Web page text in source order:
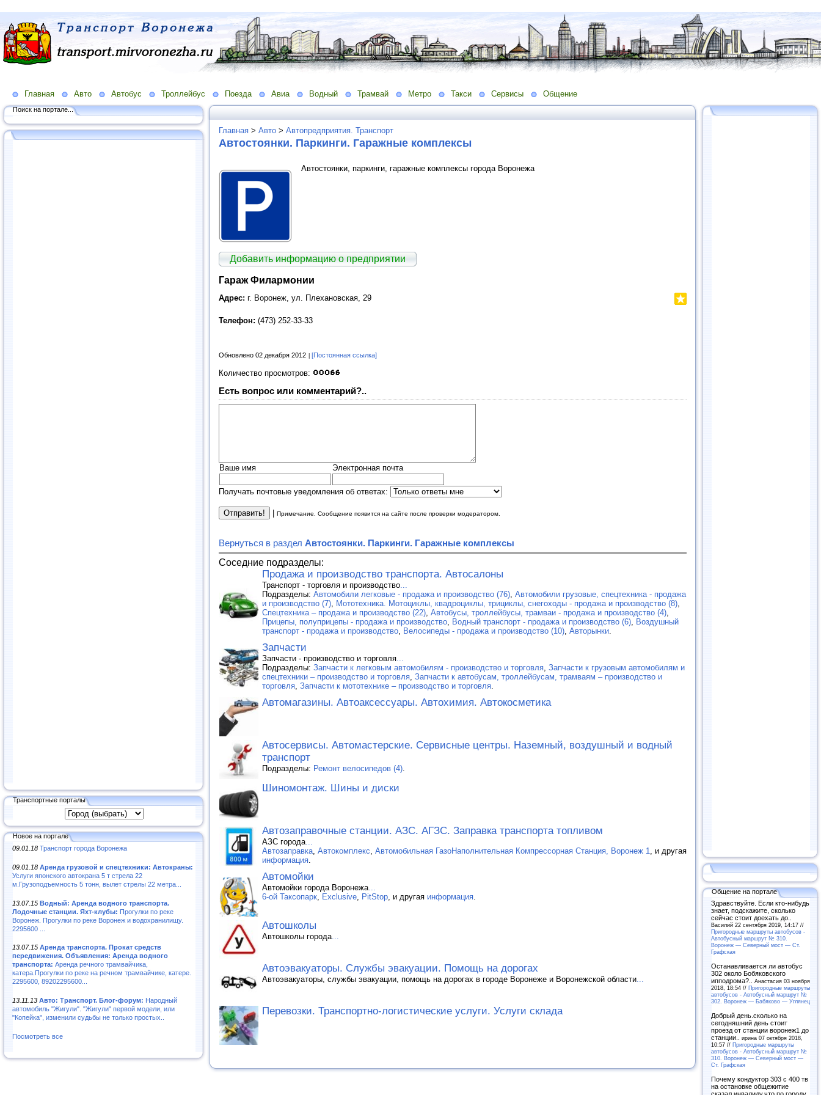
Главная Авто Автобус Троллейбус Поезда Авиа Водный Трамвай Метро Такси Сервисы Общение
Поиск на портале...
Транспортные порталы
Новое на портале
09.01.18 Транспорт города Воронежа
09.01.18 Аренда грузовой и спецтехники: Автокраны:
Услуги японского автокрана 5 т стрела 22
м.Грузоподъемность 5 тонн, вылет стрелы 22 метра...
13.07.15 Водный: Аренда водного транспорта.
Лодочные станции. Яхт-клубы: Прогулки по реке
Воронеж. Прогулки по реке Воронеж и водохранилищу.
2295600 ...
13.07.15 Аренда транспорта. Прокат средств
передвижения. Объявления: Аренда водного
транспорта: Аренда речного трамвайчика,
катера.Прогулки по реке на речном трамвайчике, катере.
2295600, 89202295600...
13.11.13 Авто: Транспорт. Блог-форум: Народный
автомобиль "Жигули". "Жигули" первой модели, или
"Копейка", изменили судьбы не только простых..
Посмотреть все
Главная > Авто > Автопредприятия. Транспорт
Автостоянки. Паркинги. Гаражные комплексы
Автостоянки, паркинги, гаражные комплексы города Воронежа
Добавить информацию о предприятии
Гараж Филармонии
Адрес: г. Воронеж, ул. Плехановская, 29
Телефон: (473) 252-33-33
Обновлено 02 декабря 2012 [Постоянная ссылка]
Количество просмотров:
Есть вопрос или комментарий?..
Ваше имя Электронная почта
Получать почтовые уведомления об ответах:
Примечание. Сообщение появится на сайте после проверки модератором.
Вернуться в раздел Автостоянки. Паркинги. Гаражные комплексы
Соседние подразделы:
Продажа и производство транспорта. Автосалоны
Транспорт - торговля и производство...
Подразделы: Автомобили легковые - продажа и производство (76), Автомобили грузовые, спецтехника - продажа
и производство (7), Мототехника. Мотоциклы, квадроциклы, трициклы, снегоходы - продажа и производство (8),
Спецтехника – продажа и производство (22), Автобусы, троллейбусы, трамваи - продажа и производство (4),
Прицепы, полуприцепы - продажа и производство, Водный транспорт - продажа и производство (6), Воздушный
транспорт - продажа и производство, Велосипеды - продажа и производство (10), Авторынки.
Запчасти
Запчасти - производство и торговля...
Подразделы: Запчасти к легковым автомобилям - производство и торговля, Запчасти к грузовым автомобилям и
спецтехники – производство и торговля, Запчасти к автобусам, троллейбусам, трамваям – производство и
торговля, Запчасти к мототехнике – производство и торговля.
Автомагазины. Автоаксессуары. Автохимия. Автокосметика
Автосервисы. Автомастерские. Сервисные центры. Наземный, воздушный и водный
транспорт
Подразделы: Ремонт велосипедов (4).
Шиномонтаж. Шины и диски
Автозаправочные станции. АЗС. АГЗС. Заправка транспорта топливом
АЗС города...
Автозаправка, Автокомплекс, Автомобильная ГазоНаполнительная Компрессорная Станция, Воронеж 1, и другая
информация.
Автомойки
Автомойки города Воронежа...
6-ой Таксопарк, Exclusive, PitStop, и другая информация.
Автошколы
Автошколы города...
Автоэвакуаторы. Службы эвакуации. Помощь на дорогах
Автоэвакуаторы, службы эвакуации, помощь на дорогах в городе Воронеже и Воронежской области...
Перевозки. Транспортно-логистические услуги. Услуги склада
Общение на портале
Здравствуйте. Если кто-нибудь
знает, подскажите, сколько
сейчас стоит доехать до..
Василий 22 сентября 2019, 14:17 //
Пригородные маршруты автобусов -
Автобусный маршрут № 310.
Воронеж — Северный мост — Ст.
Графская
Останавливается ли автобус
302 около Бобяковского
ипподрома?.. Анастасия 03 ноября
2018, 18:54 // Пригородные маршруты
автобусов - Автобусный маршрут №
302. Воронеж — Бабяково — Углянец
Добрый день.сколько на
сегодняшний день стоит
проезд от станции воронеж1 до
станции.. ирина 07 октября 2018,
10:57 // Пригородные маршруты
автобусов - Автобусный маршрут №
310. Воронеж — Северный мост —
Ст. Графская
Почему кондуктор 303 с 400 тв
на остановке общежитие